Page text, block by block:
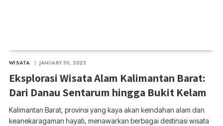
WISATA JANUARY 30, 2025
Eksplorasi Wisata Alam Kalimantan Barat:
Dari Danau Sentarum hingga Bukit Kelam
Kalimantan Barat, provinsi yang kaya akan keindahan alam dan
keanekaragaman hayati, menawarkan berbagai destinasi wisata